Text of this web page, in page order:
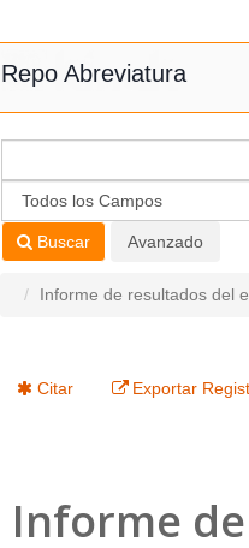
Repo Abreviatura
Buscar Avanzado
Informe de resultados del
Citar Exportar
Informe